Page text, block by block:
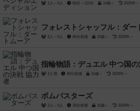
1人～5人 60分～120分 14歳～ 2025年～
フォレストシャッフル：ダー
2人～5人 60分前後 10歳～ 2025年～
指輪物語：デュエル 中つ国
2人用 30分前後 10歳～ 2025年～
ボムバスターズ
2人～5人 30分前後 10歳～ 2024年～